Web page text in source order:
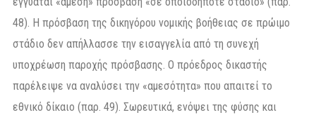
48). Η πρόσβαση της δικηγόρου νομικής βοήθειας σε πρώιμο
στάδιο δεν απήλλασσε την εισαγγελία από τη συνεχή
υποχρέωση παροχής πρόσβασης. Ο πρόεδρος δικαστής
παρέλειψε να αναλύσει την «αμεσότητα» που απαιτεί το
εθνικό δίκαιο (παρ. 49). Σωρευτικά, ενόψει της φύσης και